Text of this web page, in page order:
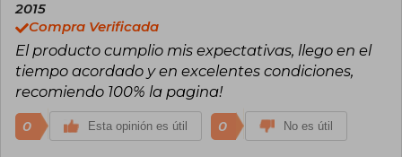
reconocida por su análisis del poder
corporativo, la globalización y la crisis climática.
Su obra combina el periodismo de
investigación, el ensayo y la denuncia social,
abordando temas como el capitalismo de
marca, el neoliberalismo, la manipulación
mediática y la justicia climática. Ha sido
profesora universitaria, columnista en medios
2015
Compra Verificada
El producto cumplio mis expectativas, llego en el
tiempo acordado y en excelentes condiciones,
recomiendo 100% la pagina!
0 Esta opinión es útil 0 No es útil